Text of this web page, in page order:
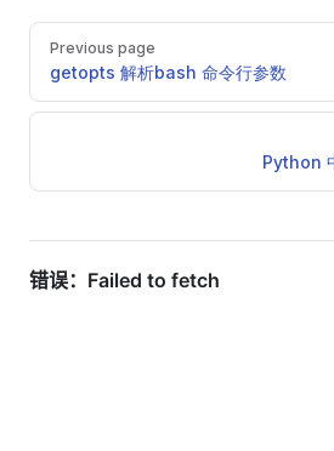
Pager
Previous page
getopts 解析bash 命令行参数
Python